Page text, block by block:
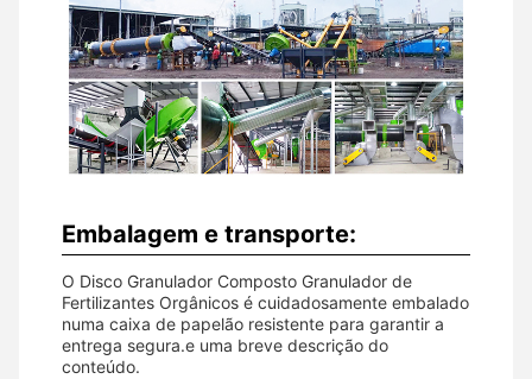
Embalagem e transporte:
O Disco Granulador Composto Granulador de
Fertilizantes Orgânicos é cuidadosamente embalado
numa caixa de papelão resistente para garantir a
entrega segura.e uma breve descrição do
conteúdo.